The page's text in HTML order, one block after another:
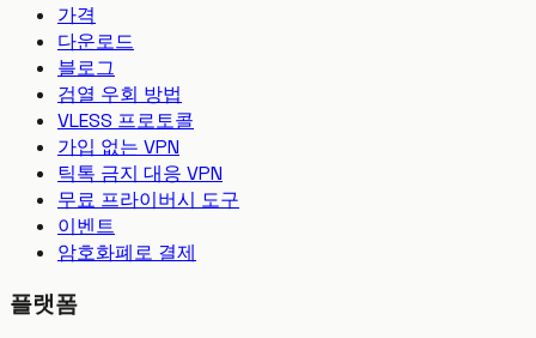
가격
다운로드
블로그
검열 우회 방법
VLESS 프로토콜
가입 없는 VPN
틱톡 금지 대응 VPN
무료 프라이버시 도구
이벤트
암호화폐로 결제
플랫폼